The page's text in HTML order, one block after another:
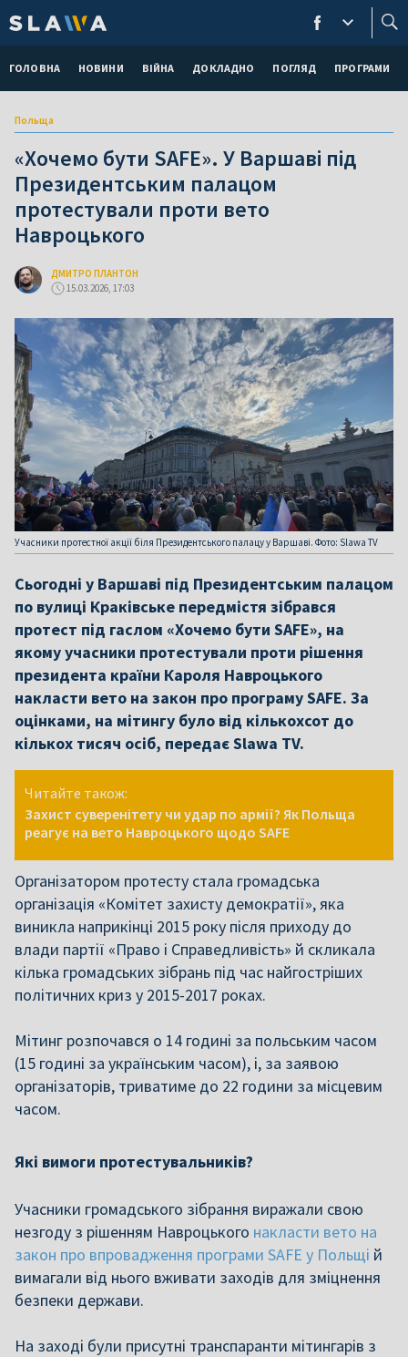
ГОЛОВНА НОВИНИ ВІЙНА ДОКЛАДНО ПОГЛЯД ПРОГРАМИ
Польща
«Хочемо бути SAFE». У Варшаві під
Президентським палацом
протестували проти вето
Навроцького
ДМИТРО ПЛАНТОН
15.03.2026, 17:03
Учасники протестної акції біля Президентського палацу у Варшаві. Фото: Slawa TV
Сьогодні у Варшаві під Президентським палацом
по вулиці Краківське передмістя зібрався
протест під гаслом «Хочемо бути SAFE», на
якому учасники протестували проти рішення
президента країни Кароля Навроцького
накласти вето на закон про програму SAFE. За
оцінками, на мітингу було від кількохсот до
кількох тисяч осіб, передає Slawa TV.
Читайте також:
Захист суверенітету чи удар по армії? Як Польща
реагує на вето Навроцького щодо SAFE
Організатором протесту стала громадська
організація «Комітет захисту демократії», яка
виникла наприкінці 2015 року після приходу до
влади партії «Право і Справедливість» й скликала
кілька громадських зібрань під час найгостріших
політичних криз у 2015-2017 роках.
Мітинг розпочався о 14 годині за польським часом
(15 годині за українським часом), і, за заявою
організаторів, триватиме до 22 години за місцевим
часом.
Які вимоги протестувальників?
Учасники громадського зібрання виражали свою
незгоду з рішенням Навроцького накласти вето на
закон про впровадження програми SAFE у Польщі й
вимагали від нього вживати заходів для зміцнення
безпеки держави.
На заході були присутні транспаранти мітингарів з